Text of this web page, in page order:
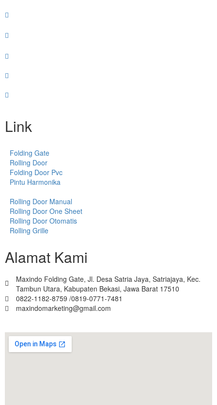
Link
Folding Gate
Rolling Door
Folding Door Pvc
Pintu Harmonika
Rolling Door Manual
Rolling Door One Sheet
Rolling Door Otomatis
Rolling Grille
Alamat Kami
Maxindo Folding Gate, Jl. Desa Satria Jaya, Satriajaya, Kec.
Tambun Utara, Kabupaten Bekasi, Jawa Barat 17510
0822-1182-8759 /0819-0771-7481
maxindomarketing@gmail.com